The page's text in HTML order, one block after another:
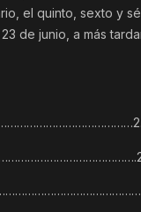
el quinto, sexto y
de junio, a más